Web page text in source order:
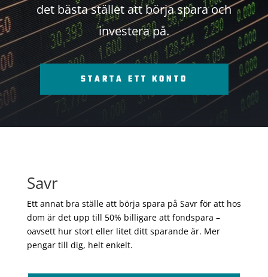
det bästa stället att börja spara och
investera på.
STARTA ETT KONTO
Savr
Ett annat bra ställe att börja spara på Savr för att hos
dom är det upp till 50% billigare att fondspara –
oavsett hur stort eller litet ditt sparande är. Mer
pengar till dig, helt enkelt.